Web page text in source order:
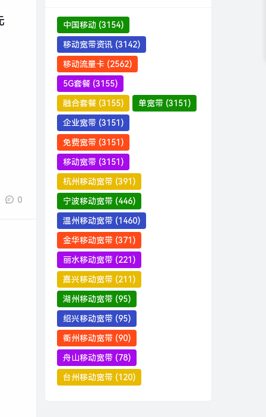
0
中国移动 (3154)
移动宽带资讯 (3142)
移动流量卡 (2562)
5G套餐 (3155)
融合套餐 (3155) 单宽带 (3151)
企业宽带 (3151)
免费宽带 (3151)
移动宽带 (3151)
杭州移动宽带 (391)
宁波移动宽带 (446)
温州移动宽带 (1460)
金华移动宽带 (371)
丽水移动宽带 (221)
嘉兴移动宽带 (211)
湖州移动宽带 (95)
绍兴移动宽带 (95)
衢州移动宽带 (90)
舟山移动宽带 (78)
台州移动宽带 (120)